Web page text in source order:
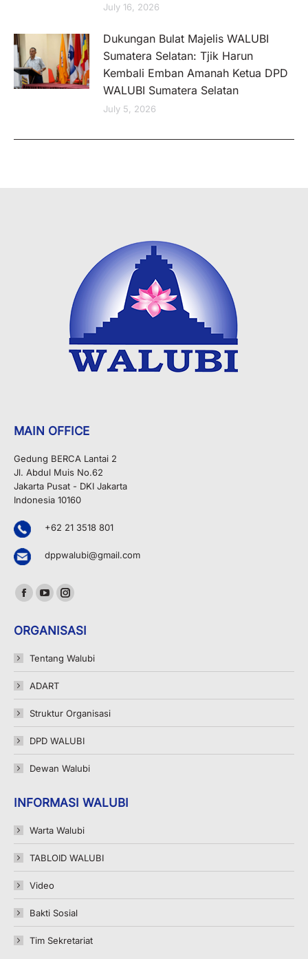
July 16, 2026
Dukungan Bulat Majelis WALUBI
Sumatera Selatan: Tjik Harun
Kembali Emban Amanah Ketua DPD
WALUBI Sumatera Selatan
July 5, 2026
MAIN OFFICE
Gedung BERCA Lantai 2
Jl. Abdul Muis No.62
Jakarta Pusat - DKI Jakarta
Indonesia 10160
+62 21 3518 801
dppwalubi@gmail.com
Find us on:
Facebook
opens
in
new
window
YouTube
opens
in
new
window
Instagram
opens
in
new
ORGANISASI
Tentang Walubi
ADART
Struktur Organisasi
DPD WALUBI
Dewan Walubi
INFORMASI WALUBI
Warta Walubi
TABLOID WALUBI
Video
Bakti Sosial
Tim Sekretariat